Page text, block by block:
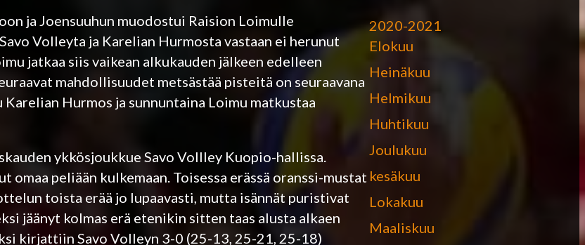
ja Joensuuhun muodostui Raision Loimulle
Volleyta ja Karelian Hurmosta vastaan ei herunut
jatkaa siis vaikean alkukauden jälkeen edelleen
mahdollisuudet metsästää pisteitä on seuraavana
Hurmos ja sunnuntaina Loimu matkustaa
ykkösjoukkue Savo Vollley Kuopio-hallissa.
peliään kulkemaan. Toisessa erässä oranssi-mustat
toista erää jo lupaavasti, mutta isännät puristivat
jäänyt kolmas erä etenikin sitten taas alusta alkaen
kirjattiin Savo Volleyn 3-0 (25-13, 25-21, 25-18)
2020-2021
Elokuu
Heinäkuu
Helmikuu
Huhtikuu
Joulukuu
kesäkuu
Lokakuu
Maaliskuu